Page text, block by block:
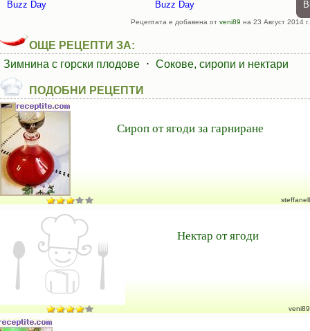
Рецептата е добавена от veni89 на 23 Август 2014 г.
ОЩЕ РЕЦЕПТИ ЗА:
Зимнина с горски плодове ⋅ Сокове, сиропи и нектари
ПОДОБНИ РЕЦЕПТИ
Сироп от ягоди за гарниране
steffanell
Нектар от ягоди
veni89